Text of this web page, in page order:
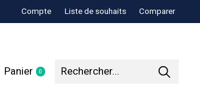
Compte Liste de souhaits Comparer
Panier 0items